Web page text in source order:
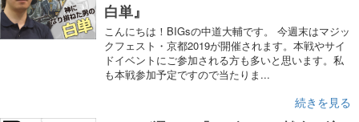
白単』
こんにちは！BIGsの中道大輔です。 今週末はマジッ
クフェスト・京都2019が開催されます。本戦やサイ
ドイベントにご参加される方も多いと思います。私
も本戦参加予定ですので当たりま...
続きを見る